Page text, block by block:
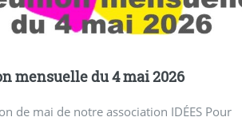
mensuelle du 4 mai 2026
de mai de notre association IDÉES Pour